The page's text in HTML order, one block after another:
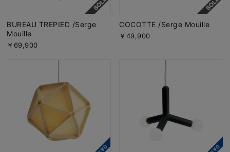
BUREAU TREPIED /Serge
Mouille
￥69,900
COCOTTE /Serge Mouille
￥49,900